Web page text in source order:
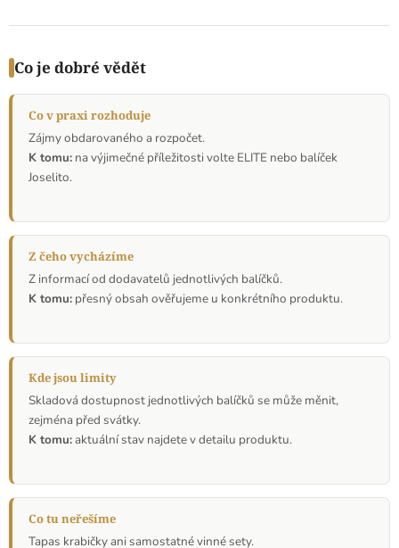
Co je dobré vědět
Co v praxi rozhoduje
Zájmy obdarovaného a rozpočet.
K tomu: na výjimečné příležitosti volte ELITE nebo balíček
Joselito.
Z čeho vycházíme
Z informací od dodavatelů jednotlivých balíčků.
K tomu: přesný obsah ověřujeme u konkrétního produktu.
Kde jsou limity
Skladová dostupnost jednotlivých balíčků se může měnit,
zejména před svátky.
K tomu:aktuální stav najdete v detailu produktu.
Co tu neřešíme
Tapas krabičky ani samostatné vinné sety.